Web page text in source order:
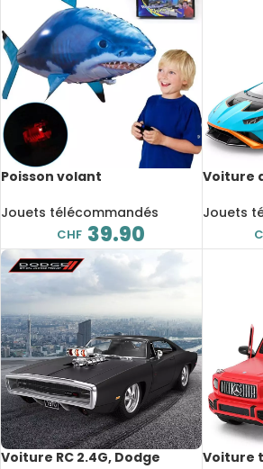
Poisson volant
Poisson Clown, jouet
interactif pour enfant
Jouets télécommandés
CHF 39.90
Voiture
1:14,
Jouets
Voiture RC 2.4G, Dodge
Voiture